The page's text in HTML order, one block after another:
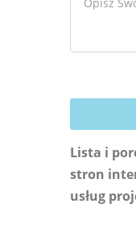
Lista i
stron
usług